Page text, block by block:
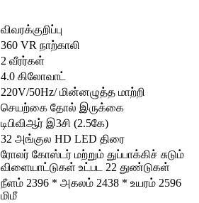
விவரக்குறிப்பு
360 VR நாற்காலி
2 வீரர்கள்
4.0 கிலோவாட்
220V/50Hz/ மின்னழுத்த மாற்றி
செயற்கை தோல் இருக்கை
டிபிவிஆர் இ3சி (2.5கே)
32 அங்குல HD LED திரை
ரோலர் கோஸ்டர் மற்றும் துப்பாக்கிச் சுடும்
விளையாட்டுகள் உட்பட 22 துண்டுகள்
நீளம் 2396 * அகலம் 2438 * உயரம் 2596
மிமீ